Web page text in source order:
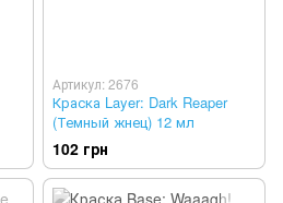
Артикул: 2676
Краска Layer: Dark Reaper
(Темный жнец) 12 мл
102 грн